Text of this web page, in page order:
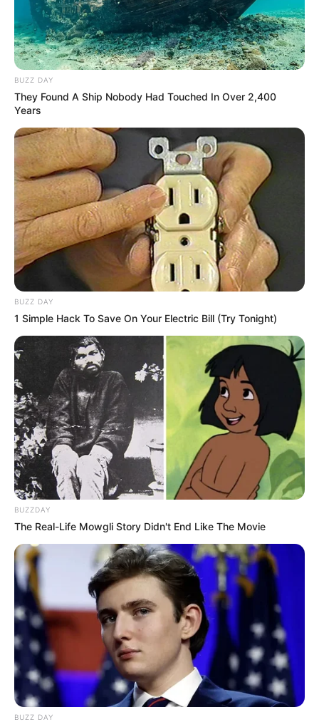
You may also like
BUZZ DAY
They Found A Ship Nobody Had Touched In Over 2,400
Years
BUZZ DAY
1 Simple Hack To Save On Your Electric Bill (Try Tonight)
BUZZDAY
The Real-Life Mowgli Story Didn't End Like The Movie
BUZZ DAY